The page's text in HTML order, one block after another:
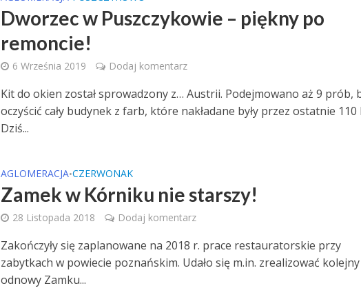
Dworzec w Puszczykowie – piękny po
remoncie!
6 Września 2019 Dodaj komentarz
Kit do okien został sprowadzony z… Austrii. Podejmowano aż 9 prób,
oczyścić cały budynek z farb, które nakładane były przez ostatnie 110
Dziś...
AGLOMERACJA•CZERWONAK
Zamek w Kórniku nie starszy!
28 Listopada 2018 Dodaj komentarz
Zakończyły się zaplanowane na 2018 r. prace restauratorskie przy
zabytkach w powiecie poznańskim. Udało się m.in. zrealizować
odnowy Zamku...